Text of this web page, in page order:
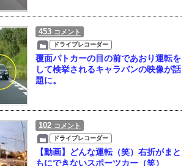
453 コメント
ドライブレコーダー
覆面パトカーの目の前であおり運転を
して検挙されるキャラバンの映像が話
題に。
102 コメント
ドライブレコーダー
【動画】どんな運転（笑）右折がまと
もにできないスポーツカー（笑）